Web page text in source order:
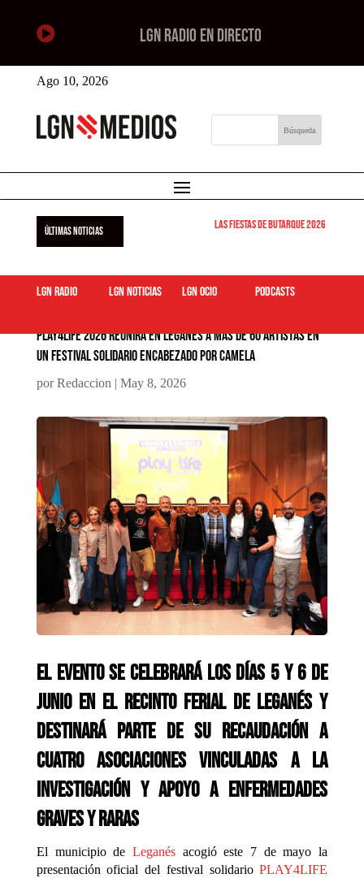
 LGN RADIO EN DIRECTO
Ago 10, 2026
ÚLTIMAS NOTICIAS Las Fiestas de Butarque 2026 arrancan
LGN Radio LGN Noticias LGN ocio podcasts
PLAY4LIFE 2026 reunirá en Leganés a más de 60 artistas en
un festival solidario encabezado por Camela
porRedaccion| May 8, 2026
El evento se celebrará los días 5 y 6 de
junio en el Recinto Ferial de Leganés y
destinará parte de su recaudación a
cuatro asociaciones vinculadas a la
investigación y apoyo a enfermedades
graves y raras
El municipio de Leganésacogió este 7 de mayo la
presentación oficial del festival solidarioPLAY4LIFE